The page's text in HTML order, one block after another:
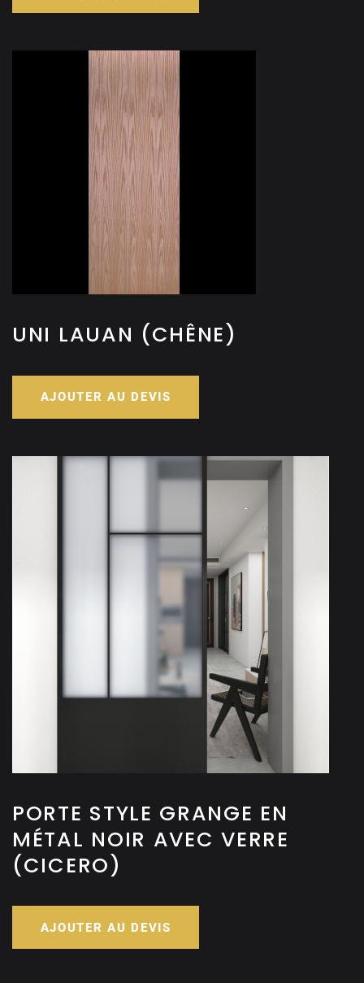
UNI LAUAN (CHÊNE)
AJOUTER AU DEVIS
PORTE STYLE GRANGE EN
MÉTAL NOIR AVEC VERRE
(CICERO)
AJOUTER AU DEVIS